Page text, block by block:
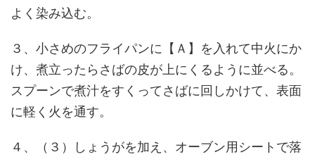
よく染み込む。
３、小さめのフライパンに【Ａ】を入れて中火にか
け、煮立ったらさばの皮が上にくるように並べる。
スプーンで煮汁をすくってさばに回しかけて、表面
に軽く火を通す。
４、（３）しょうがを加え、オーブン用シートで落